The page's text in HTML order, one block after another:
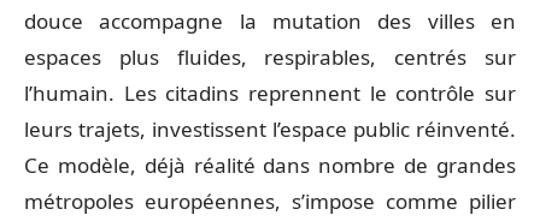
douce accompagne la mutation des villes en
espaces plus fluides, respirables, centrés sur
l’humain. Les citadins reprennent le contrôle sur
leurs trajets, investissent l’espace public réinventé.
Ce modèle, déjà réalité dans nombre de grandes
métropoles européennes, s’impose comme pilier